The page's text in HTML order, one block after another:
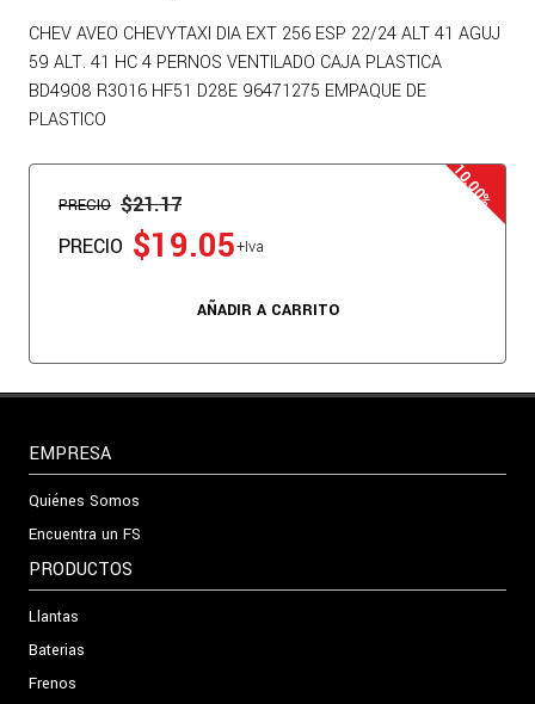
CHEV AVEO CHEVYTAXI DIA EXT 256 ESP 22/24 ALT 41 AGUJ
59 ALT. 41 HC 4 PERNOS VENTILADO CAJA PLASTICA
BD4908 R3016 HF51 D28E 96471275 EMPAQUE DE
PLASTICO
PRECIO $21.17
PRECIO $19.05+Iva
AÑADIR A CARRITO
EMPRESA
Quiénes Somos
Encuentra un FS
PRODUCTOS
Llantas
Baterias
Frenos